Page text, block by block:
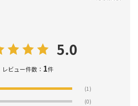
5.0
レビュー件数： 1件
(1)
(0)